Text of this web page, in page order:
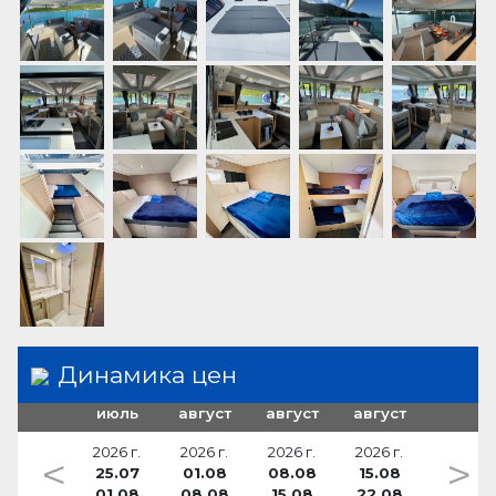
плита
3 burners
Кондиционер
Динамика цен
июль
2026 г.
25.07
август
2026 г.
01.08
август
2026 г.
08.08
август
2026 г.
15.08
< >